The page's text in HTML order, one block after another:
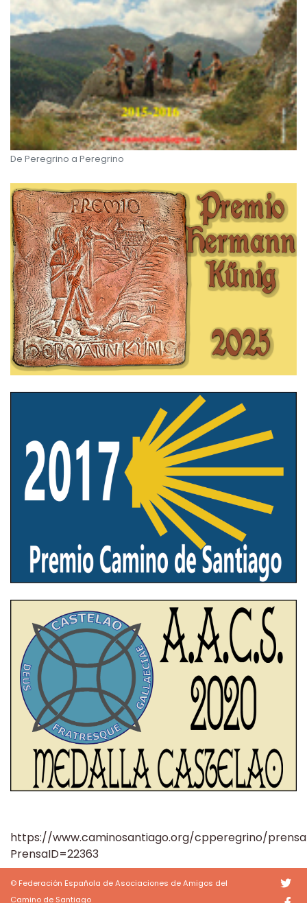
De Peregrino a Peregrino
https://www.caminosantiago.org/cpperegrino/
PrensaID=22363
© Federación Española de Asociaciones de Amigos del
Camino de Santiago